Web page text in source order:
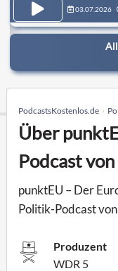
03.07.2026
PodcastsKostenlos.de
Über
Podcast
punktEU – Der
Politik-Podcast
Produzent
WDR 5